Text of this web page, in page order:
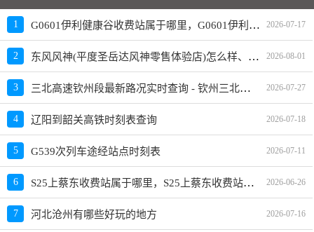
1 G0601伊利健康谷收费站属于哪里，G0601伊利健康谷收费站入口的详细地址 2026-07-17
2 东风风神(平度圣岳达风神零售体验店)怎么样、地址、电话、上班时间查询 2026-08-01
3 三北高速钦州段最新路况实时查询 - 钦州三北高速最新消息 - 车流量大吗 2026-07-27
4 辽阳到韶关高铁时刻表查询 2026-07-18
5 G539次列车途经站点时刻表 2026-07-11
6 S25上蔡东收费站属于哪里，S25上蔡东收费站入口的详细地址 2026-06-26
7 河北沧州有哪些好玩的地方 2026-07-16